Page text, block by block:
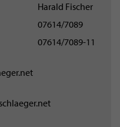
Harald Fischer
07614/7089
07614/7089-11